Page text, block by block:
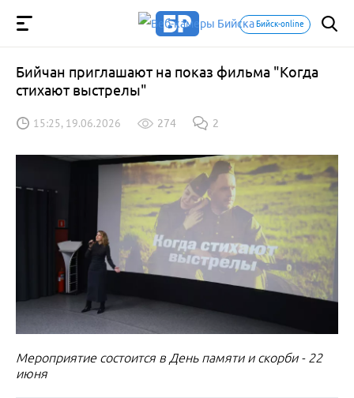
Бийск-online
Бийчан приглашают на показ фильма "Когда
стихают выстрелы"
15:25, 19.06.2026 274 2
Мероприятие состоится в День памяти и скорби - 22
июня